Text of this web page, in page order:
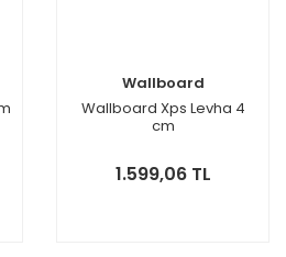
Wallboard
Wallboard Xps Levha 4
cm
1.599,06 TL